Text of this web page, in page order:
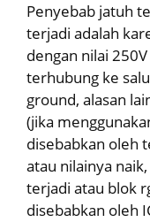
Penyebab jatuh
terjadi adalah
dengan nilai
terhubung ke
ground, alasan
(jika
disebabkan oleh
atau nilainya
terjadi atau blok
disebabkan oleh